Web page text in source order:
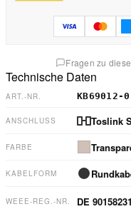
Fragen zu
Technische Daten
ART.-NR. KB69012-
ANSCHLUSS Toslink
FARBE
KABELFORM
WEEE-REG.-NR. DE 90158231